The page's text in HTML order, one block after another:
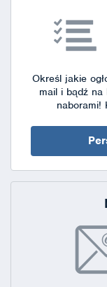
Określ jakie
mail i bądź na
naborami!